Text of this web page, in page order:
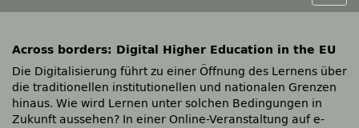
Across borders: Digital Higher Education in the EU
Die Digitalisierung führt zu einer Öffnung des Lernens über
die traditionellen institutionellen und nationalen Grenzen
hinaus. Wie wird Lernen unter solchen Bedingungen in
Zukunft aussehen? In einer Online-Veranstaltung auf e-